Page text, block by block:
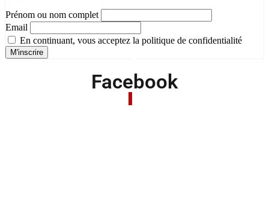
Prénom ou nom complet
Email
En continuant, vous acceptez la politique de confidentialité
Facebook